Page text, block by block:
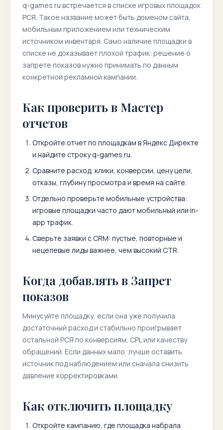
q-games.ru встречается в списке игровых площадок
РСЯ. Такое название может быть доменом сайта,
мобильным приложением или техническим
источником инвентаря. Само наличие площадки в
списке не доказывает плохой трафик: решение о
запрете показов нужно принимать по данным
конкретной рекламной кампании.
Как проверить в Мастер
отчетов
Откройте отчет по площадкам в Яндекс Директе
и найдите строкуq-games.ru.
Сравните расход, клики, конверсии, цену цели,
отказы, глубину просмотра и время на сайте.
Отдельно проверьте мобильные устройства:
игровые площадки часто дают мобильный или in-
app трафик.
Сверьте заявки с CRM: пустые, повторные и
нецелевые лиды важнее, чем высокий CTR.
Когда добавлять в Запрет
показов
Минусуйте площадку, если она уже получила
достаточный расход и стабильно проигрывает
остальной РСЯ по конверсиям, CPL или качеству
обращений. Если данных мало, лучше оставить
источник под наблюдением или сначала снизить
давление корректировками.
Как отключить площадку
Откройте кампанию, где площадка набрала